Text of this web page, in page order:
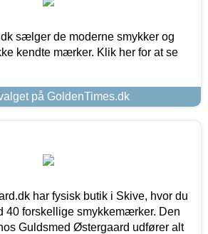
sælger de moderne smykker og
kendte mærker. Klik her for at se
på GoldenTimes.dk
har fysisk butik i Skive, hvor du
40 forskellige smykkemærker. Den
Guldsmed Østergaard udfører alt